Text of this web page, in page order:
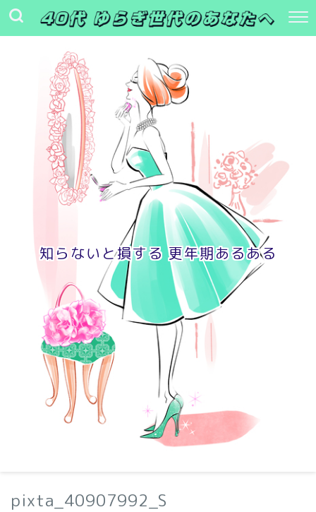
知らないと損する 更年期あるある
pixta_40907992_S